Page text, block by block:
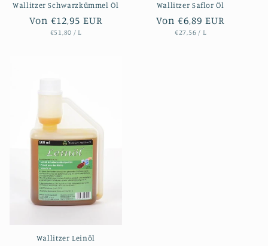
Wallitzer Schwarzkümmel Öl
Normaler
Preis
Von €12,95 EUR
STÜCKPREIS
€51,80 / PRO
L
Wallitzer Saflor Öl
Normaler
Preis
Von €6,89 EUR
STÜCKPREIS
€27,56 / PRO
L
Wallitzer Leinöl